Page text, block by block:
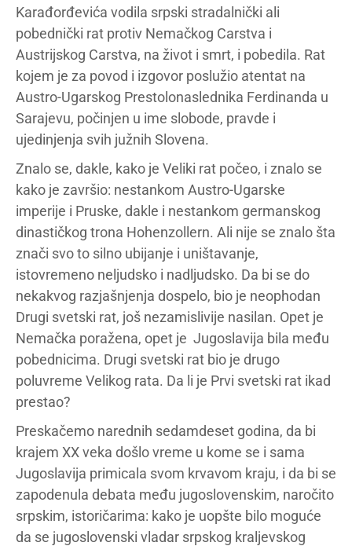
Karađorđevića vodila srpski stradalnički ali
pobednički rat protiv Nemačkog Carstva i
Austrijskog Carstva, na život i smrt, i pobedila. Rat
kojem je za povod i izgovor poslužio atentat na
Austro-Ugarskog Prestolonaslednika Ferdinanda u
Sarajevu, počinjen u ime slobode, pravde i
ujedinjenja svih južnih Slovena.
Znalo se, dakle, kako je Veliki rat počeo, i znalo se
kako je završio: nestankom Austro-Ugarske
imperije i Pruske, dakle i nestankom germanskog
dinastičkog trona Hohenzollern. Ali nije se znalo šta
znači svo to silno ubijanje i uništavanje,
istovremeno neljudsko i nadljudsko. Da bi se do
nekakvog razjašnjenja dospelo, bio je neophodan
Drugi svetski rat, još nezamislivije nasilan. Opet je
Nemačka poražena, opet je Jugoslavija bila među
pobednicima. Drugi svetski rat bio je drugo
poluvreme Velikog rata. Da li je Prvi svetski rat ikad
prestao?
Preskačemo narednih sedamdeset godina, da bi
krajem XX veka došlo vreme u kome se i sama
Jugoslavija primicala svom krvavom kraju, i da bi se
zapodenula debata među jugoslovenskim, naročito
srpskim, istoričarima: kako je uopšte bilo moguće
da se jugoslovenski vladar srpskog kraljevskog